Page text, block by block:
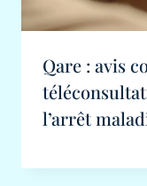
Qare : avis
l’arrêt